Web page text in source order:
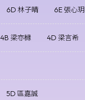
6D 林子晴 6E 張心玥
4B 梁亦櫞 4D 梁言希
5D 區嘉誠